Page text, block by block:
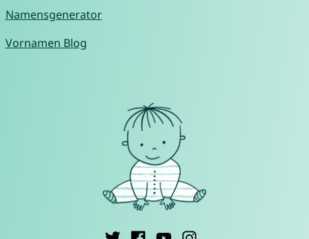
Namensgenerator
Vornamen Blog